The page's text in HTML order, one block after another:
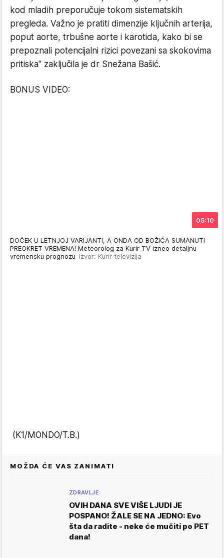
kod mladih preporučuje tokom sistematskih
pregleda. Važno je pratiti dimenzije ključnih arterija,
poput aorte, trbušne aorte i karotida, kako bi se
prepoznali potencijalni rizici povezani sa skokovima
pritiska" zaključila je dr Snežana Bašić.
BONUS VIDEO:
05:10
DOČEK U LETNJOJ VARIJANTI, A ONDA OD BOŽIĆA SUMANUTI
PREOKRET VREMENA! Meteorolog za Kurir TV izneo detaljnu
vremensku prognozu Izvor: Kurir televizija
(K1/MONDO/T.B.)
MOŽDA ĆE VAS ZANIMATI
ZDRAVLJE
OVIH DANA SVE VIŠE LJUDI JE
POSPANO! ŽALE SE NA JEDNO: Evo
šta da radite - neke će mučiti po PET
dana!